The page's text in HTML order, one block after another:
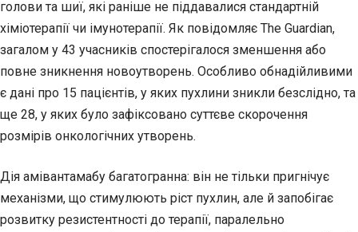
голови та шиї, які раніше не піддавалися стандартній
хіміотерапії чи імунотерапії. Як повідомляє The Guardian,
загалом у 43 учасників спостерігалося зменшення або
повне зникнення новоутворень. Особливо обнадійливими
є дані про 15 пацієнтів, у яких пухлини зникли безслідно, та
ще 28, у яких було зафіксовано суттєве скорочення
розмірів онкологічних утворень.
Дія амівантамабу багатогранна: він не тільки пригнічує
механізми, що стимулюють ріст пухлин, але й запобігає
розвитку резистентності до терапії, паралельно